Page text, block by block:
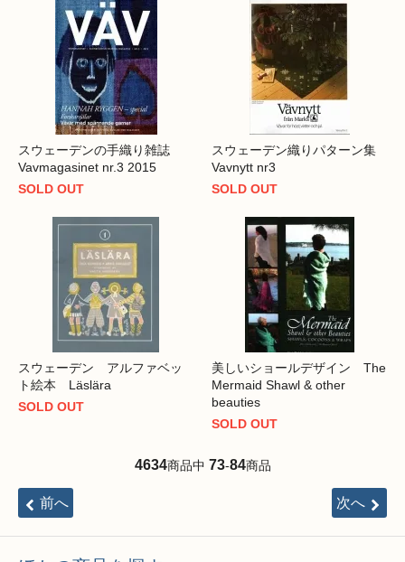
スウェーデンの手織り雑誌
Vavmagasinet nr.3 2015
SOLD OUT
スウェーデン織りパターン集
Vavnytt nr3
SOLD OUT
スウェーデン アルファベッ
ト絵本 Läslära
SOLD OUT
美しいショールデザイン The
Mermaid Shawl & other
beauties
SOLD OUT
4634商品中 73-84商品
前へ 次へ